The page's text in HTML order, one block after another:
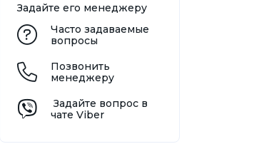
Задайте его менеджеру
Часто задаваемые
вопросы
Позвонить
менеджеру
Задайте вопрос в
чате Viber